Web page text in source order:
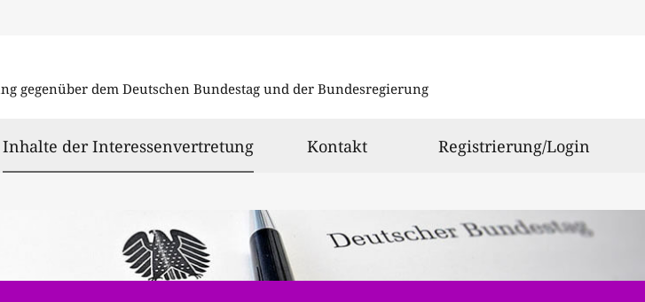
gegenüber dem Deutschen Bundestag und der Bundesregierung
Inhalte der Interessenvertretungausgewählt
Kontakt Registrierung/Login